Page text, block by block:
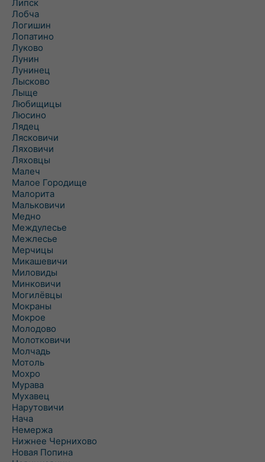
Липск
Лобча
Логишин
Лопатино
Луково
Лунин
Лунинец
Лысково
Лыще
Любищицы
Люсино
Лядец
Лясковичи
Ляховичи
Ляховцы
Малеч
Малое Городище
Малорита
Мальковичи
Медно
Междулесье
Межлесье
Мерчицы
Микашевичи
Миловиды
Минковичи
Могилёвцы
Мокраны
Мокрое
Молодово
Молотковичи
Молчадь
Мотоль
Мохро
Мурава
Мухавец
Нарутовичи
Нача
Немержа
Нижнее Чернихово
Новая Попина